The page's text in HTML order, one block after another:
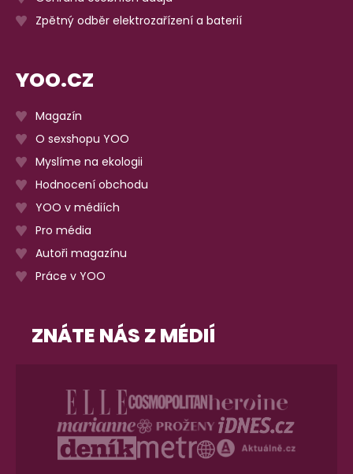
Zpětný odběr elektrozařízení a baterií
YOO.CZ
Magazín
O sexshopu YOO
Myslíme na ekologii
Hodnocení obchodu
YOO v médiích
Pro média
Autoři magazínu
Práce v YOO
ZNÁTE NÁS Z MÉDIÍ